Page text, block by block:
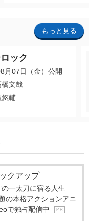
もっと見る
ック
月07日（金）公開
橋文哉
悠輔
クアップ
の一太刀に宿る人生
本格アクションアニ
で独占配信中
P R